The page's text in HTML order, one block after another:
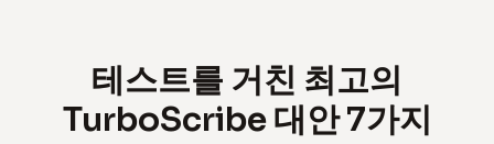
테스트를 거친 최고의
TurboScribe 대안 7가지